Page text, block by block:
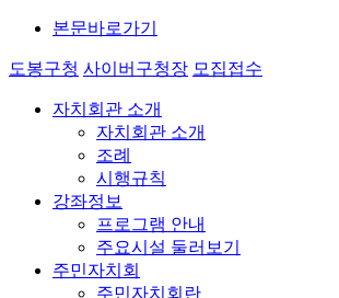
본문바로가기
도봉구청 사이버구청장 모집접수
자치회관 소개
자치회관 소개
조례
시행규칙
강좌정보
프로그램 안내
주요시설 둘러보기
주민자치회
주민자치회란